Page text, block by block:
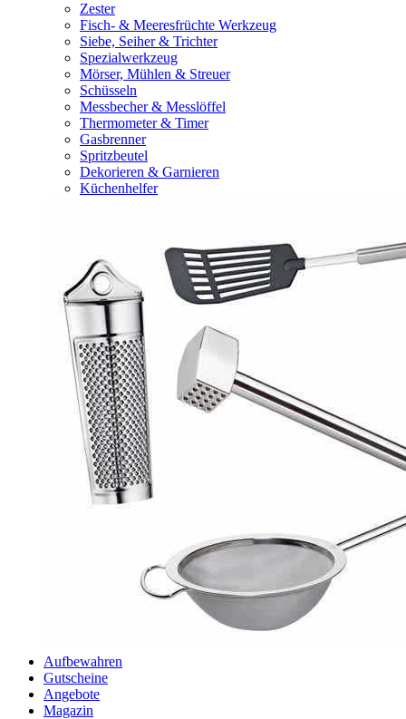
Zester
Fisch- & Meeresfrüchte Werkzeug
Siebe, Seiher & Trichter
Spezialwerkzeug
Mörser, Mühlen & Streuer
Schüsseln
Messbecher & Messlöffel
Thermometer & Timer
Gasbrenner
Spritzbeutel
Dekorieren & Garnieren
Küchenhelfer
Aufbewahren
Gutscheine
Angebote
Magazin